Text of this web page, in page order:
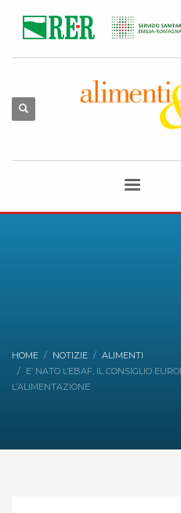
HOME NOTIZIE
ALIMENTI
E’ NATO L’EBAF, IL CONSIGLIO
L’ALIMENTAZIONE